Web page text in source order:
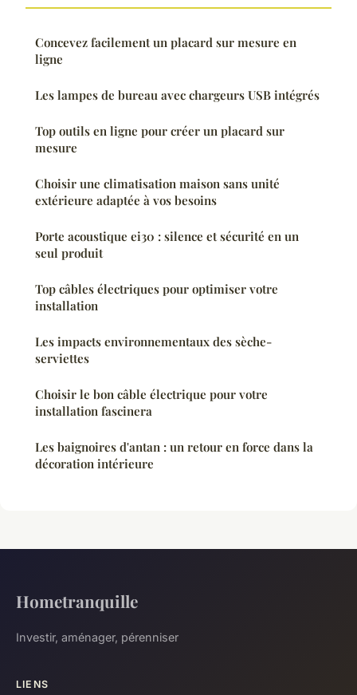
Concevez facilement un placard sur mesure en
ligne
Les lampes de bureau avec chargeurs USB intégrés
Top outils en ligne pour créer un placard sur
mesure
Choisir une climatisation maison sans unité
extérieure adaptée à vos besoins
Porte acoustique ei30 : silence et sécurité en un
seul produit
Top câbles électriques pour optimiser votre
installation
Les impacts environnementaux des sèche-
serviettes
Choisir le bon câble électrique pour votre
installation fascinera
Les baignoires d'antan : un retour en force dans la
décoration intérieure
Hometranquille
Investir, aménager, pérenniser
LIENS